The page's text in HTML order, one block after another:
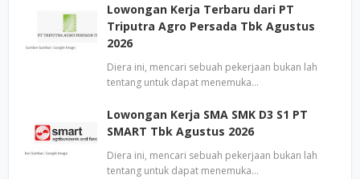
Lowongan Kerja Terbaru dari PT
Triputra Agro Persada Tbk Agustus
2026
Diera ini, mencari sebuah pekerjaan bukan lah
tentang untuk dapat menemuka…
Lowongan Kerja SMA SMK D3 S1 PT
SMART Tbk Agustus 2026
Diera ini, mencari sebuah pekerjaan bukan lah
tentang untuk dapat menemuka…